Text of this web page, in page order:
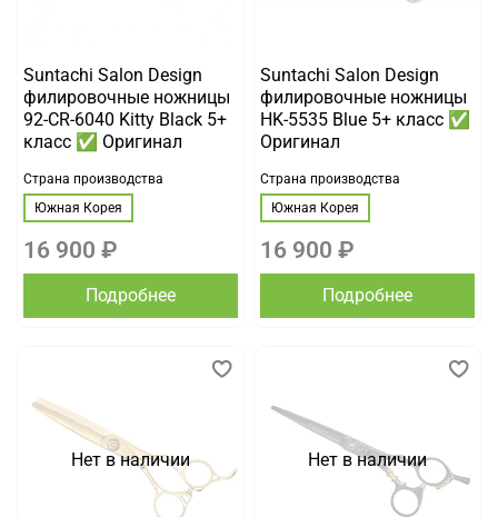
Suntachi Salon Design
филировочные ножницы
92-CR-6040 Kitty Black 5+
класс ✅ Оригинал
Страна производства
Южная Корея
16 900 ₽
Подробнее
Suntachi Salon Design
филировочные ножницы
HK-5535 Blue 5+ класс ✅
Оригинал
Страна производства
Южная Корея
16 900 ₽
Подробнее
Нет в наличии Нет в наличии